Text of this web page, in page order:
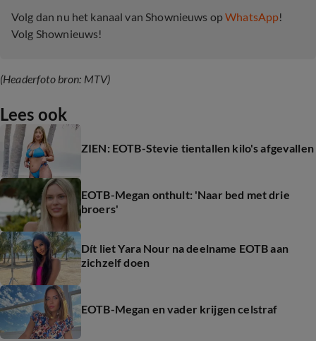
Volg dan nu het kanaal van Shownieuws opWhatsApp!
Volg Shownieuws!
(Headerfoto bron: MTV)
Lees ook
ZIEN: EOTB-Stevie tientallen kilo's afgevallen
EOTB-Megan onthult: 'Naar bed met drie
broers'
Dít liet Yara Nour na deelname EOTB aan
zichzelf doen
EOTB-Megan en vader krijgen celstraf